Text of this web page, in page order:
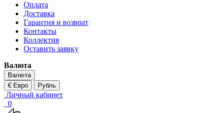
Оплата
Доставка
Гарантия и возврат
Контакты
Коллектив
Оставить заявку
Валюта
Валюта
€ Евро
Рубль
Личный кабинет
0